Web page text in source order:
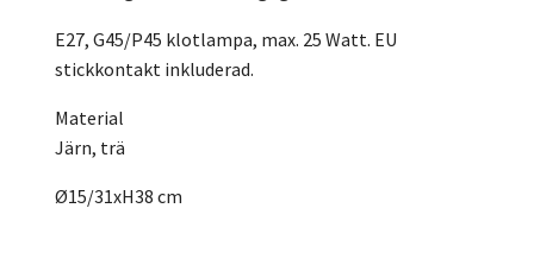
E27, G45/P45 klotlampa, max. 25 Watt. EU
stickkontakt inkluderad.
Material
Järn, trä
Ø15/31xH38 cm